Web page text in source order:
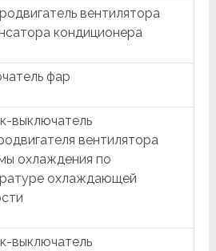
вентилятора
кондиционера
фар
выключатель
вентилятора
охлаждения по
охлаждающей
выключатель